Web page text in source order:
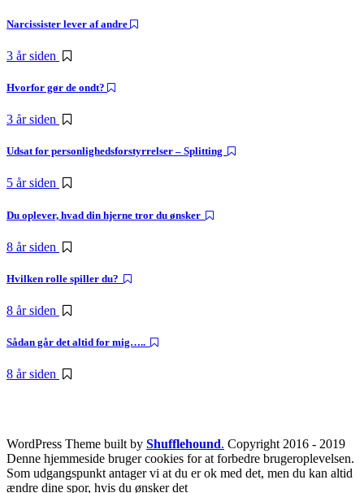
Narcissister lever af andre
3 år siden
Hvorfor gør de ondt?
3 år siden
Udsat for personlighedsforstyrrelser – Splitting
5 år siden
Du oplever, hvad din hjerne tror du ønsker
8 år siden
Hvilken rolle spiller du?
8 år siden
Sådan går det altid for mig…..
8 år siden
WordPress Theme built by Shufflehound. Copyright 2016 - 2019
Denne hjemmeside bruger cookies for at forbedre brugeroplevelsen.
Som udgangspunkt antager vi at du er ok med det, men du kan altid
ændre dine spor, hvis du ønsker det